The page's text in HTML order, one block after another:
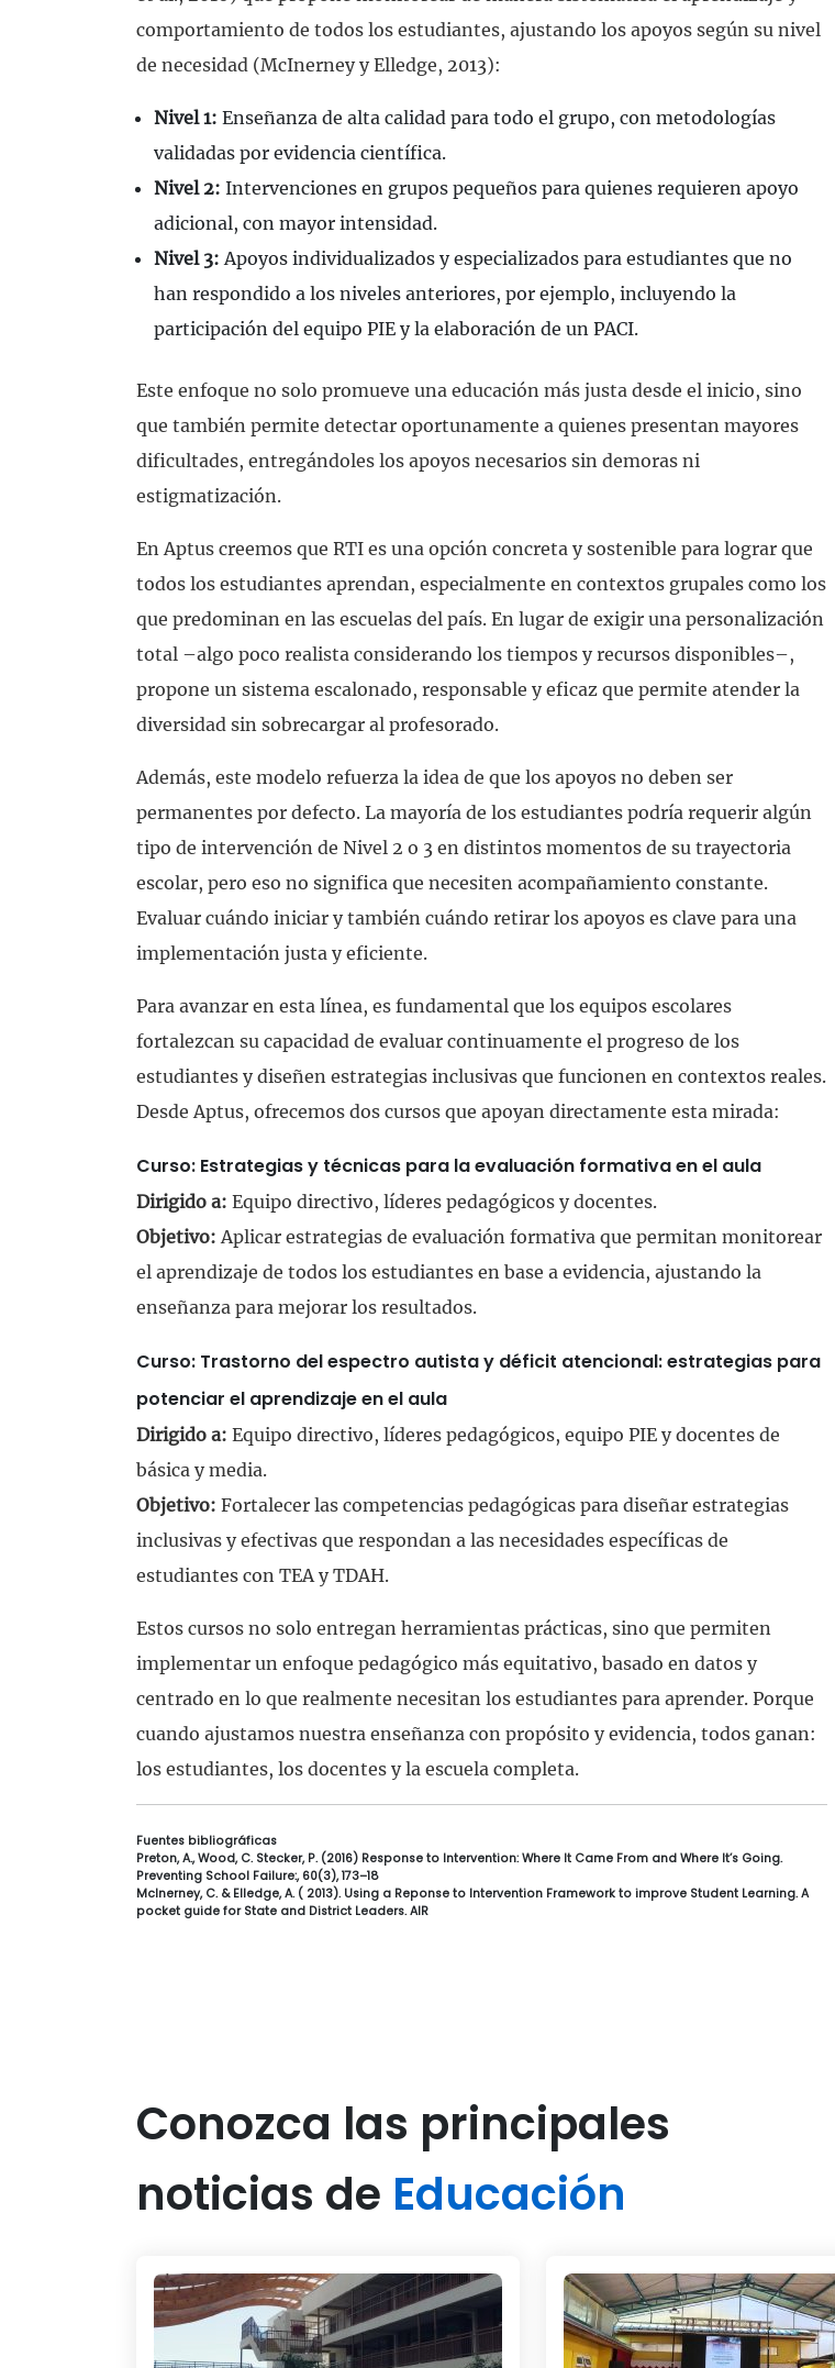
comportamiento de todos los estudiantes, ajustando los apoyos según su nivel
de necesidad (McInerney y Elledge, 2013):
Nivel 1: Enseñanza de alta calidad para todo el grupo, con metodologías
validadas por evidencia científica.
Nivel 2: Intervenciones en grupos pequeños para quienes requieren apoyo
adicional, con mayor intensidad.
Nivel 3: Apoyos individualizados y especializados para estudiantes que no
han respondido a los niveles anteriores, por ejemplo, incluyendo la
participación del equipo PIE y la elaboración de un PACI.
Este enfoque no solo promueve una educación más justa desde el inicio, sino
que también permite detectar oportunamente a quienes presentan mayores
dificultades, entregándoles los apoyos necesarios sin demoras ni
estigmatización.
En Aptus creemos que RTI es una opción concreta y sostenible para lograr que
todos los estudiantes aprendan, especialmente en contextos grupales como los
que predominan en las escuelas del país. En lugar de exigir una personalización
total –algo poco realista considerando los tiempos y recursos disponibles–,
propone un sistema escalonado, responsable y eficaz que permite atender la
diversidad sin sobrecargar al profesorado.
Además, este modelo refuerza la idea de que los apoyos no deben ser
permanentes por defecto. La mayoría de los estudiantes podría requerir algún
tipo de intervención de Nivel 2 o 3 en distintos momentos de su trayectoria
escolar, pero eso no significa que necesiten acompañamiento constante.
Evaluar cuándo iniciar y también cuándo retirar los apoyos es clave para una
implementación justa y eficiente.
Para avanzar en esta línea, es fundamental que los equipos escolares
fortalezcan su capacidad de evaluar continuamente el progreso de los
estudiantes y diseñen estrategias inclusivas que funcionen en contextos reales.
Desde Aptus, ofrecemos dos cursos que apoyan directamente esta mirada:
Curso: Estrategias y técnicas para la evaluación formativa en el aula
Dirigido a: Equipo directivo, líderes pedagógicos y docentes.
Objetivo: Aplicar estrategias de evaluación formativa que permitan monitorear
el aprendizaje de todos los estudiantes en base a evidencia, ajustando la
enseñanza para mejorar los resultados.
Curso: Trastorno del espectro autista y déficit atencional: estrategias para
potenciar el aprendizaje en el aula
Dirigido a: Equipo directivo, líderes pedagógicos, equipo PIE y docentes de
básica y media.
Objetivo: Fortalecer las competencias pedagógicas para diseñar estrategias
inclusivas y efectivas que respondan a las necesidades específicas de
estudiantes con TEA y TDAH.
Estos cursos no solo entregan herramientas prácticas, sino que permiten
implementar un enfoque pedagógico más equitativo, basado en datos y
centrado en lo que realmente necesitan los estudiantes para aprender. Porque
cuando ajustamos nuestra enseñanza con propósito y evidencia, todos ganan:
los estudiantes, los docentes y la escuela completa.
Fuentes bibliográficas
Preton, A., Wood, C. Stecker, P. (2016) Response to Intervention: Where It Came From and Where It’s Going.
Preventing School Failure:, 60(3), 173–18
McInerney, C. & Elledge, A. ( 2013). Using a Reponse to Intervention Framework to improve Student Learning. A
pocket guide for State and District Leaders. AIR
Conozca las principales
noticias de Educación